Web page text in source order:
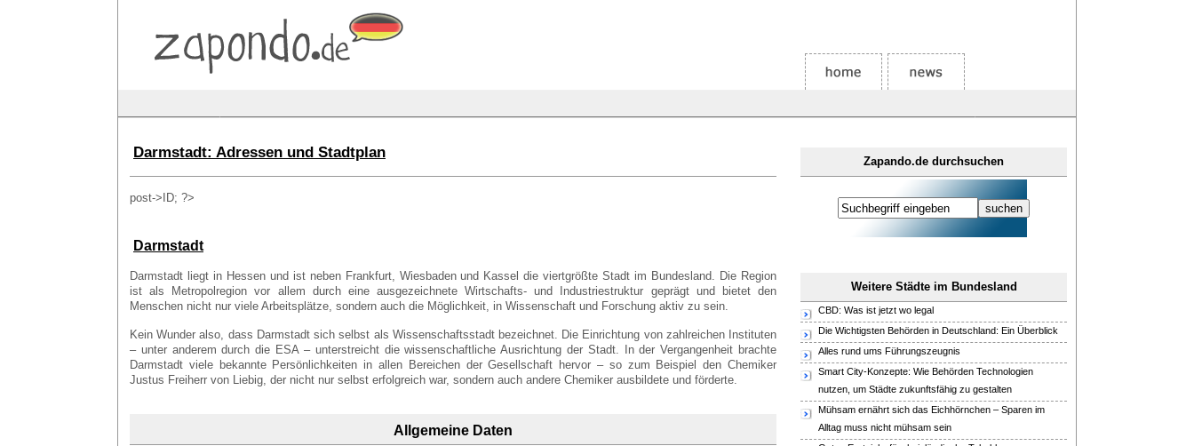
Zapando.de durchsuchen
Weitere Städte im Bundesland
CBD: Was ist jetzt wo legal
Die Wichtigsten Behörden in Deutschland: Ein Überblick
Alles rund ums Führungszeugnis
Smart City-Konzepte: Wie Behörden Technologien
nutzen, um Städte zukunftsfähig zu gestalten
Mühsam ernährt sich das Eichhörnchen – Sparen im
Alltag muss nicht mühsam sein
Darmstadt: Adressen und Stadtplan
post->ID; ?>
Darmstadt
Darmstadt liegt in Hessen und ist neben Frankfurt, Wiesbaden und Kassel die viertgrößte Stadt im Bundesland. Die Region
ist als Metropolregion vor allem durch eine ausgezeichnete Wirtschafts- und Industriestruktur geprägt und bietet den
Menschen nicht nur viele Arbeitsplätze, sondern auch die Möglichkeit, in Wissenschaft und Forschung aktiv zu sein.
Kein Wunder also, dass Darmstadt sich selbst als Wissenschaftsstadt bezeichnet. Die Einrichtung von zahlreichen Instituten
– unter anderem durch die ESA – unterstreicht die wissenschaftliche Ausrichtung der Stadt. In der Vergangenheit brachte
Darmstadt viele bekannte Persönlichkeiten in allen Bereichen der Gesellschaft hervor – so zum Beispiel den Chemiker
Justus Freiherr von Liebig, der nicht nur selbst erfolgreich war, sondern auch andere Chemiker ausbildete und förderte.
Allgemeine Daten